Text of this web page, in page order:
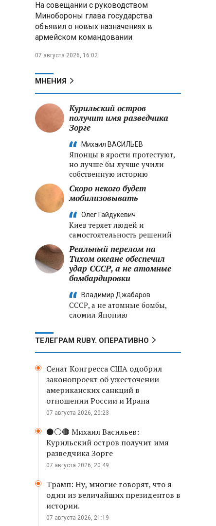
меры по защите инфраструктуры
от терактов
Минобороны РФ: «Искандер»
ВСУ в Днепропетровской
e‑торговле, биржевому рынку и
ученым званиям
На совещании с руководством
Минобороны глава государства
объявил о новых назначениях в
армейском командовании
07 августа 2026, 16:02
МНЕНИЯ
Курильский остров
получит имя разведчика
Зорге
Михаил ВАСИЛЬЕВ
Японцы в ярости протестуют,
но лучше бы лучше учили
собственную историю
Скоро некого будет
мобилизовывать
Олег Гайдукевич
Киев теряет людей и
самостоятельность решений
Реальный перелом на
Тихом океане обеспечил
удар СССР, а не атомные
бомбардировки
Владимир Джабаров
СССР, а не атомные бомбы,
сломил Японию
ТЕЛЕГРАМ RUBY. ОПЕРАТИВНО
Сенат Конгресса США одобрил
законопроект об ужесточении
американских санкций в
отношении России и Ирана
07 августа 2026, 20:23
⚫️⚪️🟤 Михаил Васильев:
Курильский остров получит имя
разведчика Зорге
07 августа 2026, 20:49
Трамп: Ну, многие говорят, что я
один из величайших президентов в
истории.
07 августа 2026, 21:19